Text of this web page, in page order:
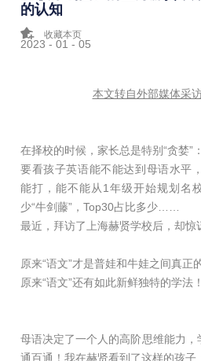
的认知
收藏本页
2023 - 01 - 05
本文转自外部媒体采
在择校的时候，家长总是特别“贪婪”：
要看孩子英语能不能达到母语水平
能打，能不能从1年级开始规划名
少“牛剑藤”，Top30占比多少……
最近，拜访了上海赫贤学校后，却惊
原来“语文”才是普娃和牛娃之间真正
原来“语文”还有如此新鲜独特的学法！
母语决定了一个人的高阶思维能力，
通百通！我在赫贤看到了这样的孩子